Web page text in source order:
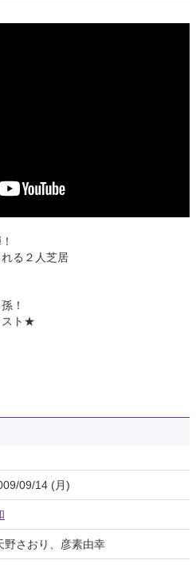
る２人芝居
！
スト★
09/14 (月)
野さおり、彦素由幸